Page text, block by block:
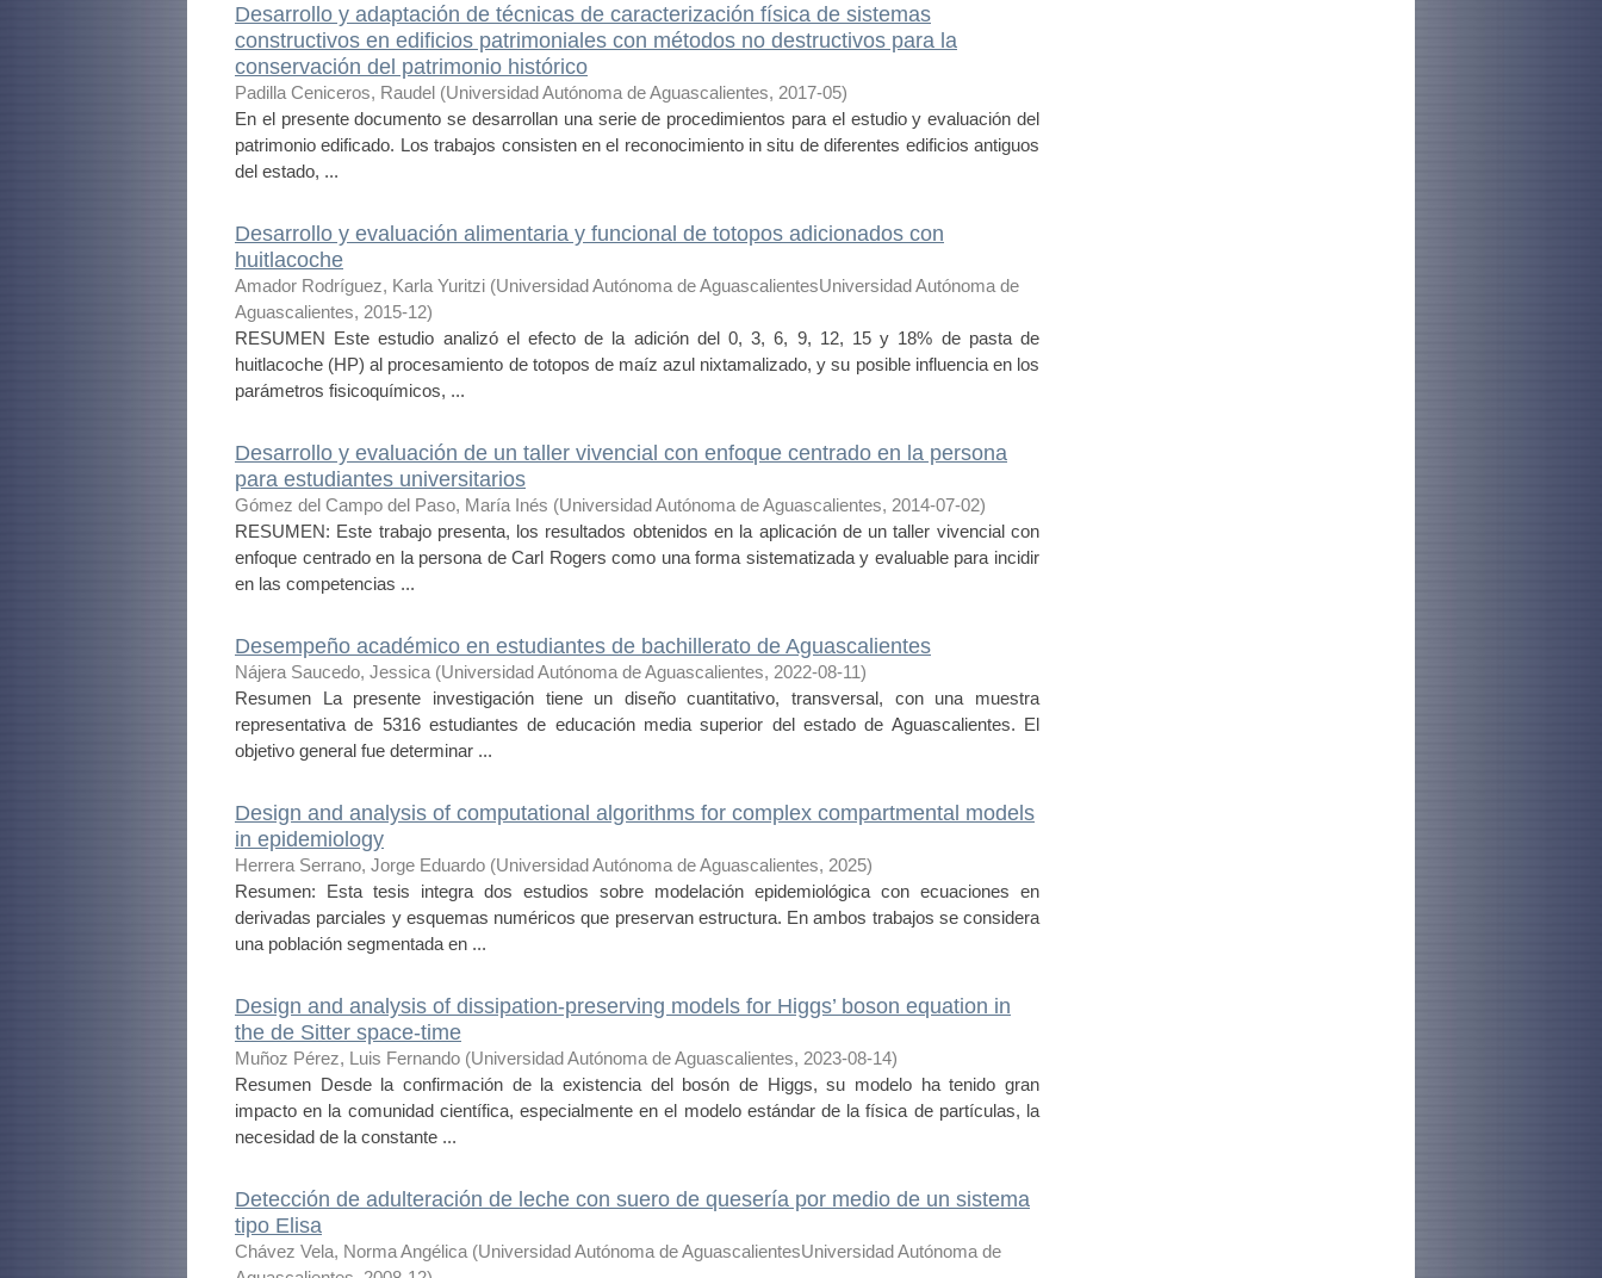
Desarrollo y adaptación de técnicas de caracterización física de sistemas
constructivos en edificios patrimoniales con métodos no destructivos para la
conservación del patrimonio histórico
Padilla Ceniceros, Raudel (Universidad Autónoma de Aguascalientes, 2017-05)
En el presente documento se desarrollan una serie de procedimientos para el estudio y evaluación del
patrimonio edificado. Los trabajos consisten en el reconocimiento in situ de diferentes edificios antiguos
del estado, ...
Desarrollo y evaluación alimentaria y funcional de totopos adicionados con
huitlacoche
Amador Rodríguez, Karla Yuritzi (Universidad Autónoma de AguascalientesUniversidad Autónoma de
Aguascalientes, 2015-12)
RESUMEN Este estudio analizó el efecto de la adición del 0, 3, 6, 9, 12, 15 y 18% de pasta de
huitlacoche (HP) al procesamiento de totopos de maíz azul nixtamalizado, y su posible influencia en los
parámetros fisicoquímicos, ...
Desarrollo y evaluación de un taller vivencial con enfoque centrado en la persona
para estudiantes universitarios
Gómez del Campo del Paso, María Inés (Universidad Autónoma de Aguascalientes, 2014-07-02)
RESUMEN: Este trabajo presenta, los resultados obtenidos en la aplicación de un taller vivencial con
enfoque centrado en la persona de Carl Rogers como una forma sistematizada y evaluable para incidir
en las competencias ...
Desempeño académico en estudiantes de bachillerato de Aguascalientes
Nájera Saucedo, Jessica (Universidad Autónoma de Aguascalientes, 2022-08-11)
Resumen La presente investigación tiene un diseño cuantitativo, transversal, con una muestra
representativa de 5316 estudiantes de educación media superior del estado de Aguascalientes. El
objetivo general fue determinar ...
Design and analysis of computational algorithms for complex compartmental models
in epidemiology
Herrera Serrano, Jorge Eduardo (Universidad Autónoma de Aguascalientes, 2025)
Resumen: Esta tesis integra dos estudios sobre modelación epidemiológica con ecuaciones en
derivadas parciales y esquemas numéricos que preservan estructura. En ambos trabajos se considera
una población segmentada en ...
Design and analysis of dissipation-preserving models for Higgs’ boson equation in
the de Sitter space-time
Muñoz Pérez, Luis Fernando (Universidad Autónoma de Aguascalientes, 2023-08-14)
Resumen Desde la confirmación de la existencia del bosón de Higgs, su modelo ha tenido gran
impacto en la comunidad científica, especialmente en el modelo estándar de la física de partículas, la
necesidad de la constante ...
Detección de adulteración de leche con suero de quesería por medio de un sistema
tipo Elisa
Chávez Vela, Norma Angélica (Universidad Autónoma de AguascalientesUniversidad Autónoma de